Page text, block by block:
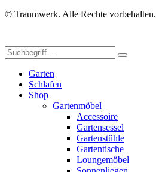
© Traumwerk. Alle Rechte vorbehalten.
Garten
Schlafen
Shop
Gartenmöbel
Accessoire
Gartensessel
Gartenstühle
Gartentische
Loungemöbel